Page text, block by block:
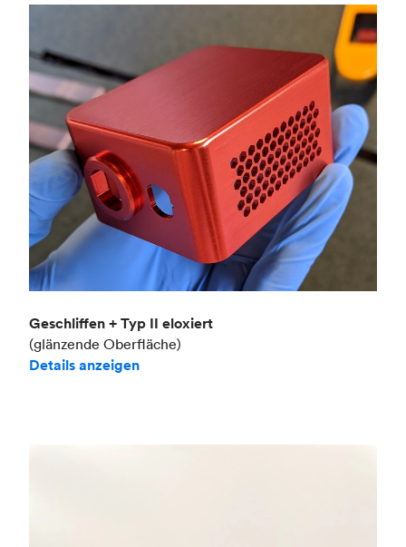
Geschliffen + Typ II eloxiert
(glänzende Oberfläche)
Details anzeigen